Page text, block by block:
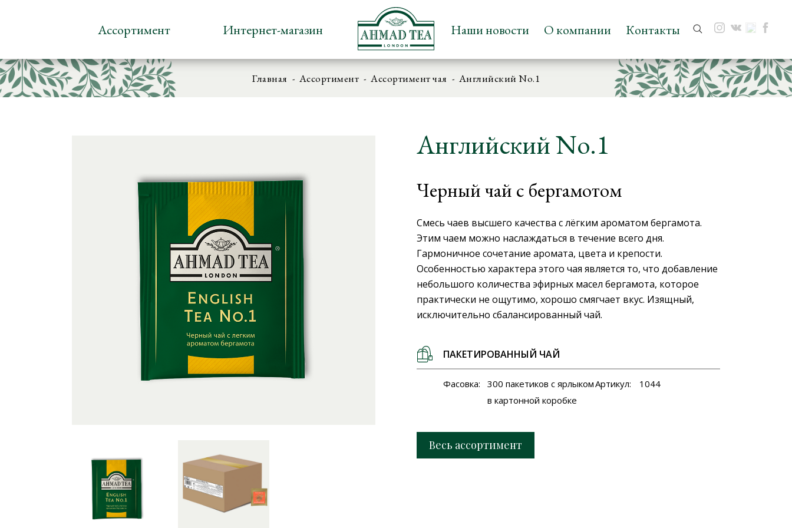
Ассортимент Интернет-магазин Наши новости О компании Контакты Поиск:
Главная Ассортимент Ассортимент чая Английский No.1
Английский No.1
Черный чай с бергамотом
Смесь чаев высшего качества с лёгким ароматом бергамота.
Этим чаем можно наслаждаться в течение всего дня.
Гармоничное сочетание аромата, цвета и крепости.
Особенностью характера этого чая является то, что добавление
небольшого количества эфирных масел бергамота, которое
практически не ощутимо, хорошо смягчает вкус. Изящный,
исключительно сбалансированный чай.
ПАКЕТИРОВАННЫЙ ЧАЙ
Фасовка:
300 пакетиков с ярлыком
в картонной коробке
Артикул: 1044
Весь ассортимент